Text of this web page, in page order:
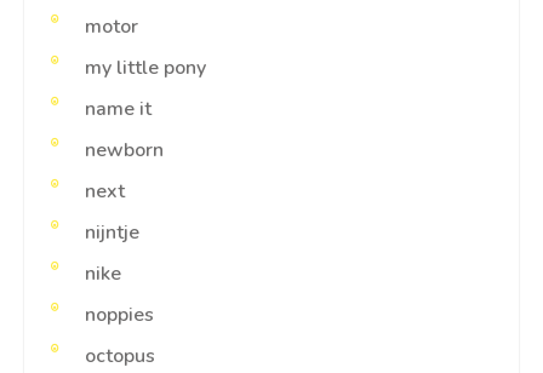
motor
my little pony
name it
newborn
next
nijntje
nike
noppies
octopus